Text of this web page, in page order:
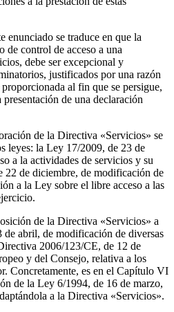
enunciado se traduce en que la
de control de acceso a una
debe ser excepcional y
justificados por una razón
al fin que se persigue,
de una declaración
de la Directiva «Servicios» se
leyes: la Ley 17/2009, de 23 de
a la actividades de servicios y su
de diciembre, de modificación de
a la Ley sobre el libre acceso a las
de la Directiva «Servicios» a
abril, de modificación de diversas
2006/123/CE, de 12 de
y del Consejo, relativa a los
Concretamente, es en el Capítulo VI
de la Ley 6/1994, de 16 de marzo,
a la Directiva «Servicios».